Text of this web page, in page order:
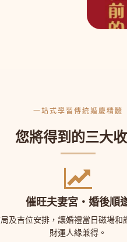
一站式學習傳統婚慶精髓
您將得到的三大
催旺夫妻宮・婚後順
及吉位安排，讓婚禮當日磁場和
財運人緣兼得。